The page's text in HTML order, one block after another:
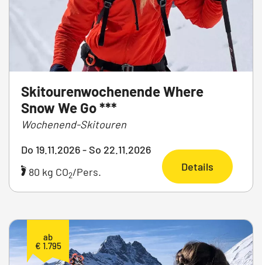
Skitourenwochenende Where
Snow We Go ***
Wochenend-Skitouren
Do 19.11.2026 - So 22.11.2026
80 kg CO2/Pers. Details
ab
€ 1.795